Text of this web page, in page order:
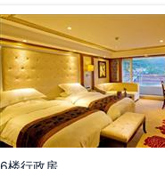
6楼行政房